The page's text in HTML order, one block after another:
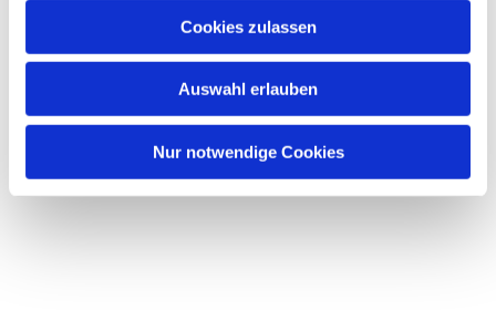
Cookies zulassen
Auswahl erlauben
Nur notwendige Cookies